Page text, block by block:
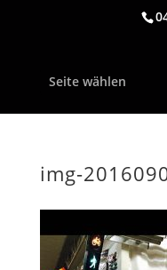
Seite wählen
img-